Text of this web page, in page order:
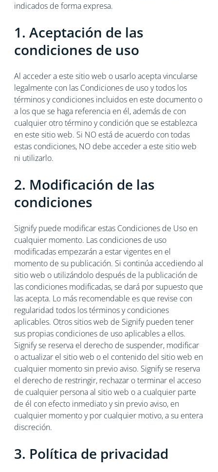
indicados de forma expresa.
1. Aceptación de las
condiciones de uso
Al acceder a este sitio web o usarlo acepta vincularse
legalmente con las Condiciones de uso y todos los
términos y condiciones incluidos en este documento o
a los que se haga referencia en él, además de con
cualquier otro término y condición que se establezca
en este sitio web. Si NO está de acuerdo con todas
estas condiciones, NO debe acceder a este sitio web
ni utilizarlo.
2. Modificación de las
condiciones
Signify puede modificar estas Condiciones de Uso en
cualquier momento. Las condiciones de uso
modificadas empezarán a estar vigentes en el
momento de su publicación. Si continúa accediendo al
sitio web o utilizándolo después de la publicación de
las condiciones modificadas, se dará por supuesto que
las acepta. Lo más recomendable es que revise con
regularidad todos los términos y condiciones
aplicables. Otros sitios web de Signify pueden tener
sus propias condiciones de uso aplicables a ellos.
Signify se reserva el derecho de suspender, modificar
o actualizar el sitio web o el contenido del sitio web en
cualquier momento sin previo aviso. Signify se reserva
el derecho de restringir, rechazar o terminar el acceso
de cualquier persona al sitio web o a cualquier parte
de él con efecto inmediato y sin previo aviso, en
cualquier momento y por cualquier motivo, a su entera
discreción.
3. Política de privacidad